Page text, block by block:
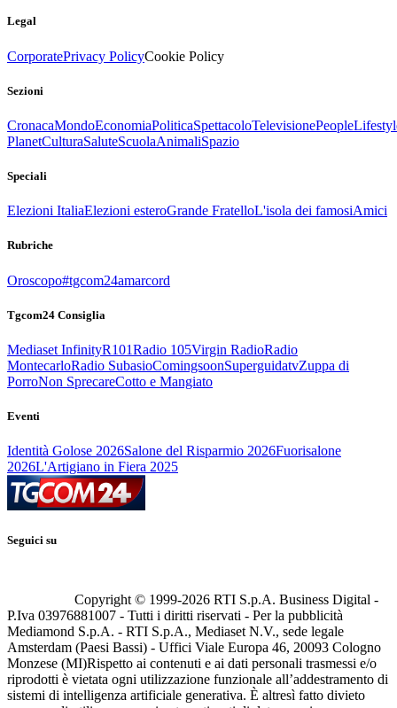
Legal
CorporatePrivacy PolicyCookie Policy
Sezioni
CronacaMondoEconomiaPoliticaSpettacoloTelevisionePeople
PlanetCulturaSaluteScuolaAnimaliSpazio
Speciali
Elezioni ItaliaElezioni esteroGrande FratelloL'isola dei famosiAmici
Rubriche
Oroscopo#tgcom24amarcord
Tgcom24 Consiglia
Mediaset InfinityR101Radio 105Virgin RadioRadio
MontecarloRadio SubasioComingsoonSuperguidatvZuppa di
PorroNon SprecareCotto e Mangiato
Eventi
Identità Golose 2026Salone del Risparmio 2026Fuorisalone
2026L'Artigiano in Fiera 2025
Seguici su
Copyright © 1999-2026 RTI S.p.A. Business Digital -
P.Iva 03976881007 - Tutti i diritti riservati - Per la pubblicità
Mediamond S.p.A. - RTI S.p.A., Mediaset N.V., sede legale
Amsterdam (Paesi Bassi) - Uffici Viale Europa 46, 20093 Cologno
Monzese (MI)Rispetto ai contenuti e ai dati personali trasmessi e/o
riprodotti è vietata ogni utilizzazione funzionale all’addestramento di
sistemi di intelligenza artificiale generativa. È altresì fatto divieto